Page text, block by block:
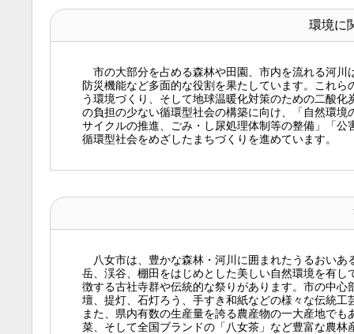
環境に
市の大部分を占める森林や田園、市内を流れる河川
防災機能など多面的な役割を果たしています。これ
う環境づくり、そして地球温暖化対策のための二酸
の負担の少ない循環型社会の構築に向け、「自然環
サイクルの推進、ごみ・し尿処理体制等の整備」「
循環型社会をめざしたまちづくりを進めています。
八女市は、豊かな森林・河川に囲まれたうるおいあ
岳、渓谷、棚田をはじめとした美しい自然環境を有
徴する古社寺群や伝統的な祭りがあります。市の中
壇、提灯、石灯ろう、手すき和紙などの様々な伝統工
また、県内有数の生産量を誇る農産物の一大産地で
菜、そして全国ブランドの「八女茶」など豊富な農林